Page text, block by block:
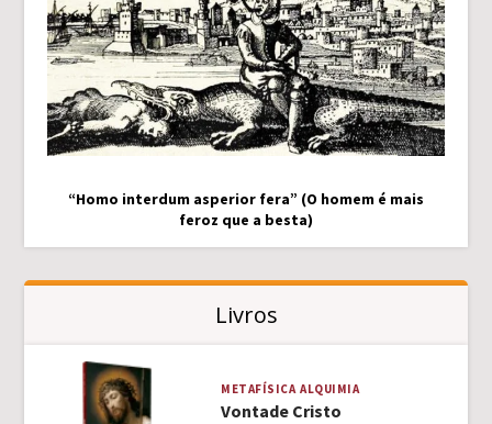
“Homo interdum asperior fera” (O homem é mais
feroz que a besta)
Livros
METAFÍSICA ALQUIMIA
Vontade Cristo